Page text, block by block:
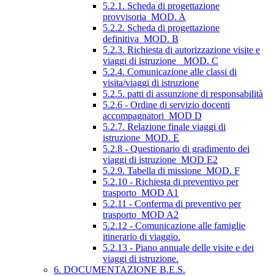
5.2.1. Scheda di progettazione
provvisoria_MOD. A
5.2.2. Scheda di progettazione
definitiva_MOD. B
5.2.3. Richiesta di autorizzazione visite e
viaggi di istruzione_ MOD. C
5.2.4. Comunicazione alle classi di
visita/viaggi di istruzione
5.2.5. patti di assunzione di responsabilità
5.2.6 - Ordine di servizio docenti
accompagnatori_MOD D
5.2.7. Relazione finale viaggi di
istruzione_MOD. E
5.2.8 - Questionario di gradimento dei
viaggi di istruzione_MOD E2
5.2.9. Tabella di missione_MOD. F
5.2.10 - Richiesta di preventivo per
trasporto_MOD A1
5.2.11 - Conferma di preventivo per
trasporto_MOD A2
5.2.12 - Comunicazione alle famiglie
itinerario di viaggio.
5.2.13 - Piano annuale delle visite e dei
viaggi di istruzione.
6. DOCUMENTAZIONE B.E.S.